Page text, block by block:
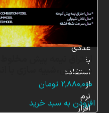
احتراق نیمه پیش مخلوط،
شیمیایی،شبیه سازی با
۲,۸۸۰,۰۰۰ تومان
افزودن به سبد خرید
زمینه
شبیه
عددی
با
استفاده
از
نرم
افزار